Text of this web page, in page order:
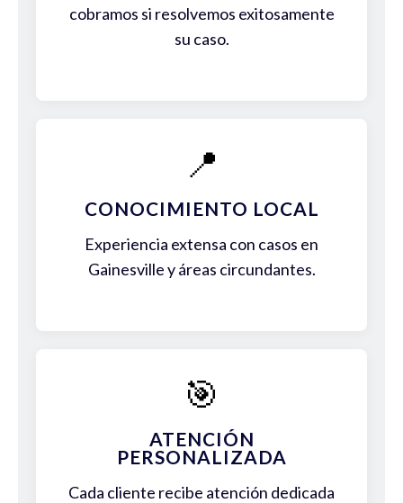
cobramos si resolvemos exitosamente
su caso.
📍
CONOCIMIENTO LOCAL
Experiencia extensa con casos en
Gainesville y áreas circundantes.
🎯
ATENCIÓN
PERSONALIZADA
Cada cliente recibe atención dedicada